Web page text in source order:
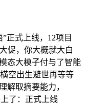
式上线，12项目
促，你大概就大白
态大模子付与了智能
空出生避世再等等
解取摘要能力，
了：正式上线